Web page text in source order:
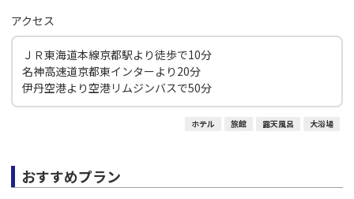
アクセス
ＪＲ東海道本線京都駅より徒歩で10分
名神高速道京都東インターより20分
伊丹空港より空港リムジンバスで50分
ホテル 旅館 露天風呂 大浴場
おすすめプラン